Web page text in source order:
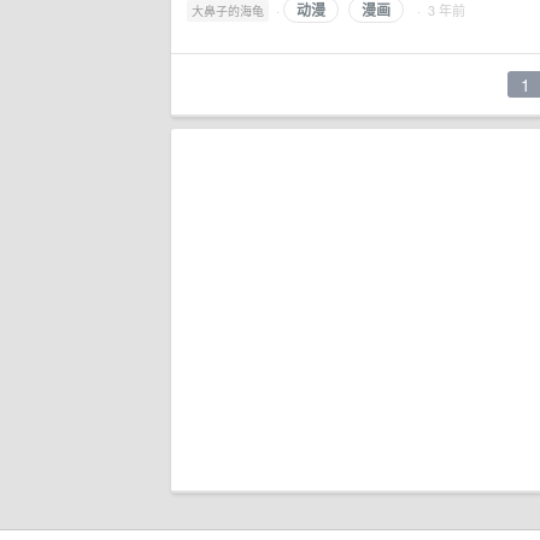
大鼻子的海龟 · 动漫 漫画 · 3 年前
1